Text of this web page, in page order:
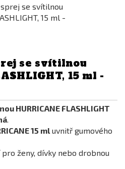
se svítilnou
15 ml -
HURRICANE FLASHLIGHT
.
15 ml uvnitř gumového
pro ženy, dívky nebo drobnou